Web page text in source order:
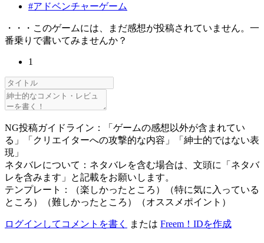
#アドベンチャーゲーム
・・・このゲームには、まだ感想が投稿されていません。一
番乗りで書いてみませんか？
1
NG投稿ガイドライン：「ゲームの感想以外が含まれてい
る」「クリエイターへの攻撃的な内容」「紳士的ではない表
現」
ネタバレについて：ネタバレを含む場合は、文頭に「ネタバ
レを含みます」と記載をお願いします。
テンプレート：（楽しかったところ）（特に気に入っている
ところ）（難しかったところ）（オススメポイント）
ログインしてコメントを書く または Freem！IDを作成